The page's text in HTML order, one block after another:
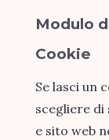
Modulo
Cookie
Se lasci un
scegliere di
e sito web